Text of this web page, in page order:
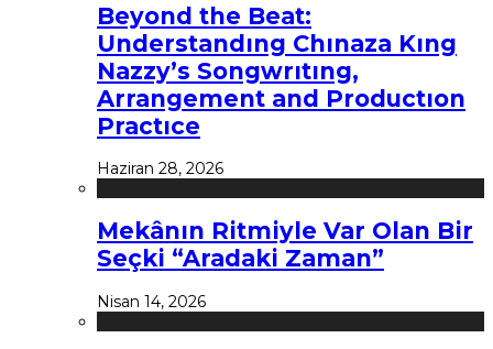
Beyond the Beat:
Understandıng Chınaza Kıng
Nazzy’s Songwrıtıng,
Arrangement and Productıon
Practıce
Haziran 28, 2026
Mekânın Ritmiyle Var Olan Bir
Seçki “Aradaki Zaman”
Nisan 14, 2026